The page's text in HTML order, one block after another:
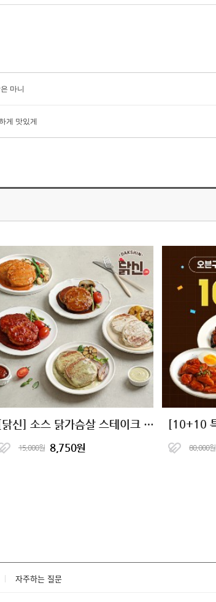
마니
게 맛있게
[닭신] 소스 닭가슴살 스테이크 5종
15,000원 8,750원 80,000원
자주하는 질문